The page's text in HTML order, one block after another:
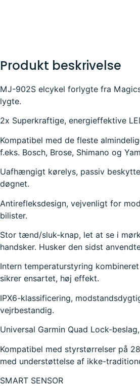
Produkt beskrivelse
MJ-902S elcykel forlygte fra
lygte.
2x Superkraftige, energieffektive
Kompatibel med de fleste
f.eks. Bosch, Brose, Shimano og
Uafhængigt kørelys, passiv
døgnet.
Antirefleksdesign, vejvenligt for
bilister.
Stor tænd/sluk-knap, let at se i
handsker. Husker den sidst
Intern temperaturstyring
sikrer ensartet, høj effekt.
IPX6-klassificering,
vejrbestandig.
Universal Garmin Quad Lock-
Kompatibel med styrstørrelser på
med understøttelse af ikke-
SMART SENSOR